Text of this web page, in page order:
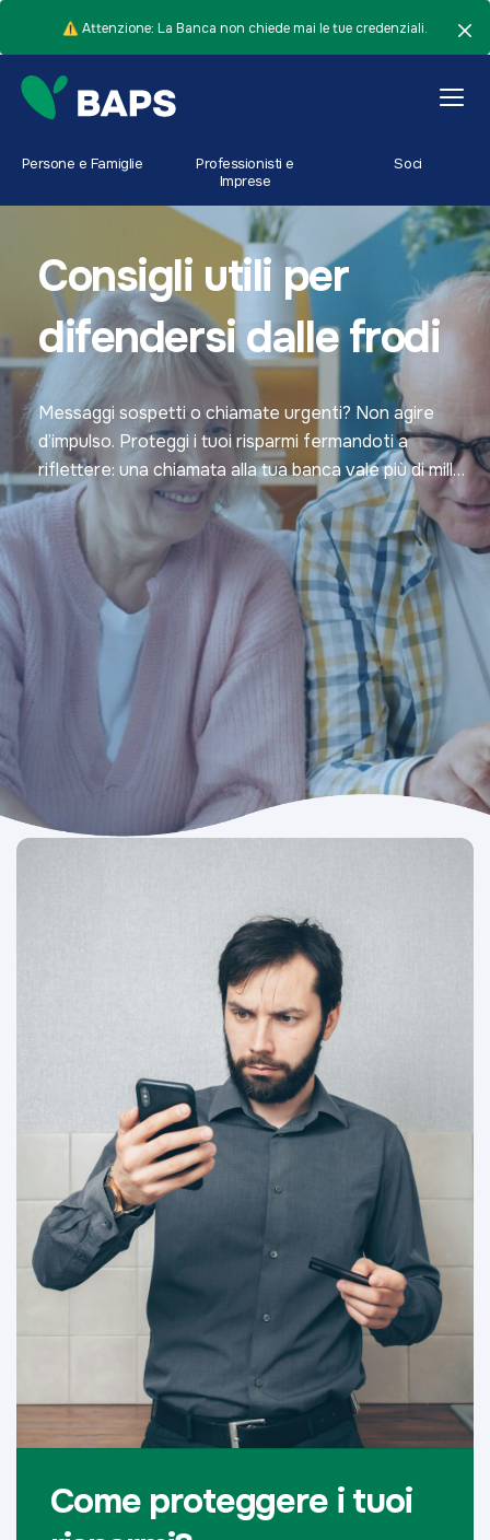
⚠️ Attenzione: La Banca non chiede mai le tue credenziali.
Persone e Famiglie
Professionisti e
Imprese
Soci
Consigli utili per
difendersi dalle frodi
Messaggi sospetti o chiamate urgenti? Non agire
d’impulso. Proteggi i tuoi risparmi fermandoti a
riflettere: una chiamata alla tua banca vale più di mille
rischi.
Come proteggere i tuoi